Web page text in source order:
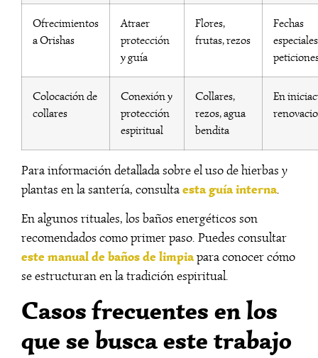
Ofrecimientos
a Orishas
Atraer
protección
y guía
Flores,
frutas, rezos
Fechas
Colocación de
collares
Conexión y
protección
espiritual
Collares,
rezos, agua
bendita
En
Para información detallada sobre el uso de hierbas y
plantas en la santería, consultaesta guía interna.
En algunos rituales, los baños energéticos son
recomendados como primer paso. Puedes consultar
este manual de baños de limpiapara conocer cómo
se estructuran en la tradición espiritual.
Casos frecuentes en los
que se busca este trabajo